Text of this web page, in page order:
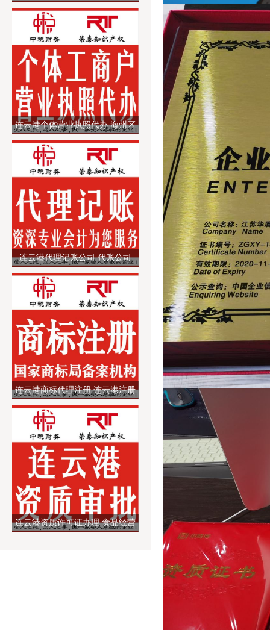
经营许可证 个体营业执照代办
连云港个体营业执照代办 海州区
个体工商户营业执照代办注销 提
供注册地址
连云港代理记账公司 代账公司
会计代理记账 财务财税公司
连云港商标代理注册 连云港注册
商标代理公司 商标变更过户续展
连云港资质许可证办理 食品经营